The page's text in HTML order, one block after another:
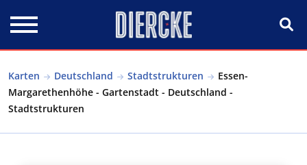
Karten Deutschland Stadtstrukturen
Essen-
Margarethenhöhe - Gartenstadt - Deutschland -
Stadtstrukturen